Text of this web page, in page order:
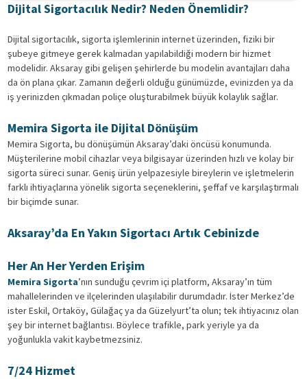
Dijital Sigortacılık Nedir? Neden Önemlidir?
Dijital sigortacılık, sigorta işlemlerinin internet üzerinden, fiziki bir
şubeye gitmeye gerek kalmadan yapılabildiği modern bir hizmet
modelidir. Aksaray gibi gelişen şehirlerde bu modelin avantajları daha
da ön plana çıkar. Zamanın değerli olduğu günümüzde, evinizden ya da
iş yerinizden çıkmadan poliçe oluşturabilmek büyük kolaylık sağlar.
Memira Sigorta ile Dijital Dönüşüm
Memira Sigorta, bu dönüşümün Aksaray’daki öncüsü konumunda.
Müşterilerine mobil cihazlar veya bilgisayar üzerinden hızlı ve kolay bir
sigorta süreci sunar. Geniş ürün yelpazesiyle bireylerin ve işletmelerin
farklı ihtiyaçlarına yönelik sigorta seçeneklerini, şeffaf ve karşılaştırmalı
bir biçimde sunar.
Aksaray’da En Yakın Sigortacı Artık Cebinizde
Her An Her Yerden Erişim
Memira Sigorta’nın sunduğu çevrim içi platform, Aksaray’ın tüm
mahallelerinden ve ilçelerinden ulaşılabilir durumdadır. İster Merkez’de
ister Eskil, Ortaköy, Gülağaç ya da Güzelyurt’ta olun; tek ihtiyacınız olan
şey bir internet bağlantısı. Böylece trafikle, park yeriyle ya da
yoğunlukla vakit kaybetmezsiniz.
7/24 Hizmet